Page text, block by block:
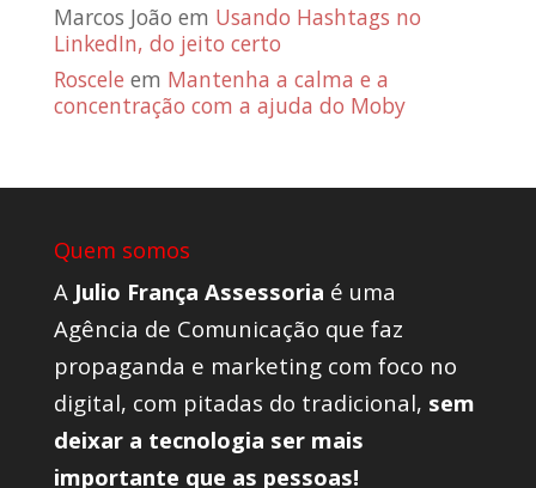
Marcos João em Usando Hashtags no
LinkedIn, do jeito certo
Roscele em Mantenha a calma e a
concentração com a ajuda do Moby
Quem somos
A Julio França Assessoria é uma
Agência de Comunicação que faz
propaganda e marketing com foco no
digital, com pitadas do tradicional, sem
deixar a tecnologia ser mais
importante que as pessoas!